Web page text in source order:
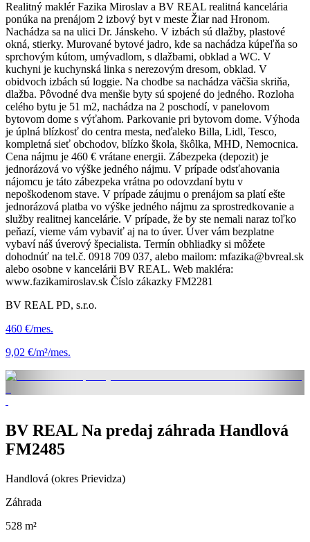
Realitný maklér Fazika Miroslav a BV REAL realitná kancelária
ponúka na prenájom 2 izbový byt v meste Žiar nad Hronom.
Nachádza sa na ulici Dr. Jánskeho. V izbách sú dlažby, plastové
okná, stierky. Murované bytové jadro, kde sa nachádza kúpeľňa so
sprchovým kútom, umývadlom, s dlažbami, obklad a WC. V
kuchyni je kuchynská linka s nerezovým dresom, obklad. V
obidvoch izbách sú loggie. Na chodbe sa nachádza väčšia skriňa,
dlažba. Pôvodné dva menšie byty sú spojené do jedného. Rozloha
celého bytu je 51 m2, nachádza na 2 poschodí, v panelovom
bytovom dome s výťahom. Parkovanie pri bytovom dome. Výhoda
je úplná blízkosť do centra mesta, neďaleko Billa, Lidl, Tesco,
kompletná sieť obchodov, blízko škola, škôlka, MHD, Nemocnica.
Cena nájmu je 460 € vrátane energii. Zábezpeka (depozit) je
jednorázová vo výške jedného nájmu. V prípade odsťahovania
nájomcu je táto zábezpeka vrátna po odovzdaní bytu v
nepoškodenom stave. V prípade záujmu o prenájom sa platí ešte
jednorázová platba vo výške jedného nájmu za sprostredkovanie a
služby realitnej kancelárie. V prípade, že by ste nemali naraz toľko
peňazí, vieme vám vybaviť aj na to úver. Úver vám bezplatne
vybaví náš úverový špecialista. Termín obhliadky si môžete
dohodnúť na tel.č. 0918 709 037, alebo mailom: mfazika@bvreal.sk
alebo osobne v kancelárii BV REAL. Web makléra:
www.fazikamiroslav.sk Číslo zákazky FM2281
BV REAL PD, s.r.o.
460 €/mes.
9,02 €/m²/mes.
BV REAL Na predaj záhrada Handlová
FM2485
Handlová (okres Prievidza)
Záhrada
528 m²